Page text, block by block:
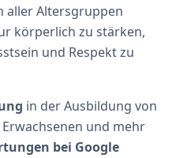
aller Altersgruppen
körperlich zu stärken,
und Respekt zu
in der Ausbildung von
und mehr
bei Google